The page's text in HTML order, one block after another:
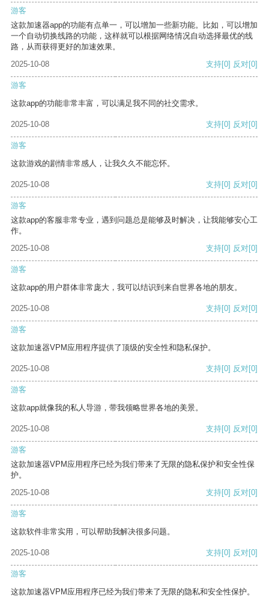
游客
这款加速器app的功能有点单一，可以增加一些新功能。比如，可以增加
一个自动切换线路的功能，这样就可以根据网络情况自动选择最优的线
路，从而获得更好的加速效果。
2025-10-08
支持[0] 反对[0]
游客
这款app的功能非常丰富，可以满足我不同的社交需求。
2025-10-08 支持[0] 反对[0]
游客
这款游戏的剧情非常感人，让我久久不能忘怀。
2025-10-08 支持[0] 反对[0]
游客
这款app的客服非常专业，遇到问题总是能够及时解决，让我能够安心工
作。
2025-10-08
支持[0] 反对[0]
游客
这款app的用户群体非常庞大，我可以结识到来自世界各地的朋友。
2025-10-08 支持[0] 反对[0]
游客
这款加速器VPM应用程序提供了顶级的安全性和隐私保护。
2025-10-08 支持[0] 反对[0]
游客
这款app就像我的私人导游，带我领略世界各地的美景。
2025-10-08 支持[0] 反对[0]
游客
这款加速器VPM应用程序已经为我们带来了无限的隐私保护和安全性保
护。
2025-10-08
支持[0] 反对[0]
游客
这款软件非常实用，可以帮助我解决很多问题。
2025-10-08 支持[0] 反对[0]
游客
这款加速器VPM应用程序已经为我们带来了无限的隐私和安全性保护。